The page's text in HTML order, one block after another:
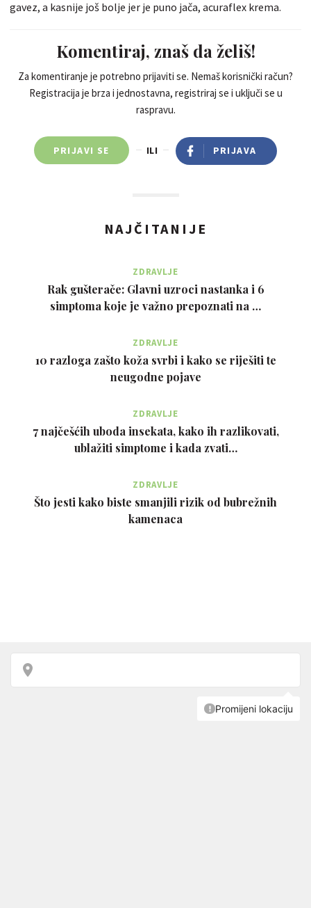
gavez, a kasnije još bolje jer je puno jača, acuraflex krema.
Komentiraj, znaš da želiš!
Za komentiranje je potrebno prijaviti se. Nemaš korisnički račun?
Registracija je brza i jednostavna, registriraj se i uključi se u
raspravu.
PRIJAVI SE ILI PRIJAVA
NAJČITANIJE
ZDRAVLJE
Rak gušterače: Glavni uzroci nastanka i 6
simptoma koje je važno prepoznati na …
ZDRAVLJE
10 razloga zašto koža svrbi i kako se riješiti te
neugodne pojave
ZDRAVLJE
7 najčešćih uboda insekata, kako ih razlikovati,
ublažiti simptome i kada zvati…
ZDRAVLJE
Što jesti kako biste smanjili rizik od bubrežnih
kamenaca